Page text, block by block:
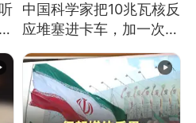
中国科学家把10兆瓦核反
应堆塞进卡车，加一次燃